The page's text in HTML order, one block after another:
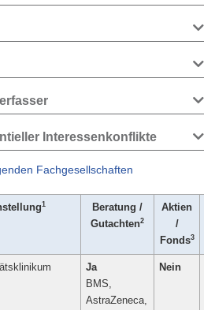
Interessenkonflikte
Fachgesellschaften
1
Beratung /
Gutachten2
Aktien
/
Fonds3
Ja
BMS,
AstraZeneca,
Nein